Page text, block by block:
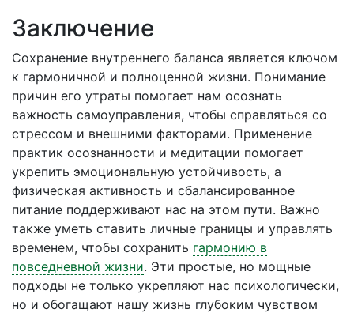
Заключение
Сохранение внутреннего баланса является ключом
к гармоничной и полноценной жизни. Понимание
причин его утраты помогает нам осознать
важность самоуправления, чтобы справляться со
стрессом и внешними факторами. Применение
практик осознанности и медитации помогает
укрепить эмоциональную устойчивость, а
физическая активность и сбалансированное
питание поддерживают нас на этом пути. Важно
также уметь ставить личные границы и управлять
временем, чтобы сохранить гармонию в
повседневной жизни. Эти простые, но мощные
подходы не только укрепляют нас психологически,
но и обогащают нашу жизнь глубоким чувством